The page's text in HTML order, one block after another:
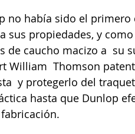
no había sido el
sus propiedades, y
de caucho macizo a  su
William  Thomson
y protegerlo del
hasta que Dunlop